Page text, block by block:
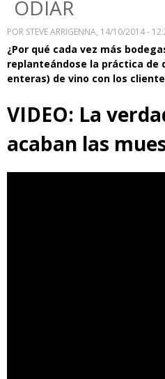
ODIAR
POR STEVE ARRIGENNA, 14/10/2014 -
¿Por qué cada vez más
replanteándose la práctica de
enteras) de vino con los
VIDEO: La
acaban las